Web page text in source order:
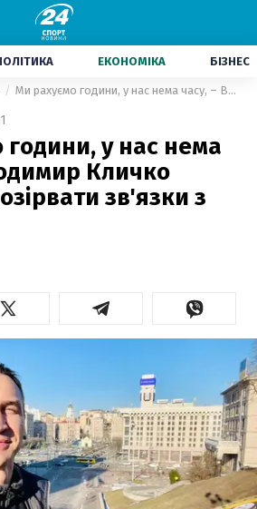
ЕКОНОМІКА БІЗНЕС
Ми рахуємо години, у нас нема часу, – Володимир Кличко закликав розірвати зв'язки з Росією
1
у нас нема
Кличко
зв'язки з